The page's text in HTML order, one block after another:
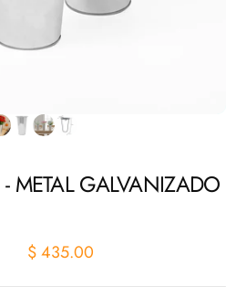
- METALGALVANIZADO
$ 435.00